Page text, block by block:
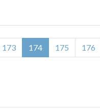
173 174 175 176